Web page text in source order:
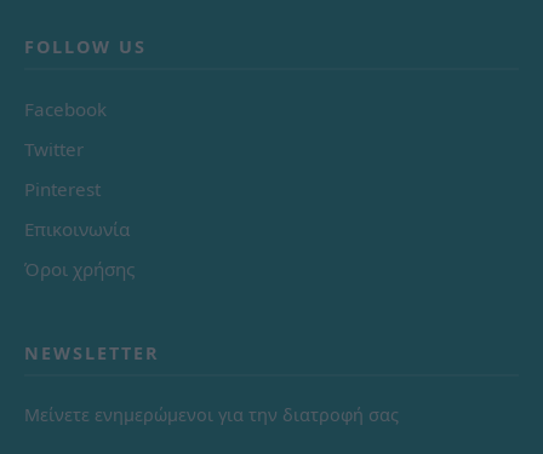
FOLLOW US
Facebook
Twitter
Pinterest
Επικοινωνία
Όροι χρήσης
NEWSLETTER
Μείνετε ενημερώμενοι για την διατροφή σας